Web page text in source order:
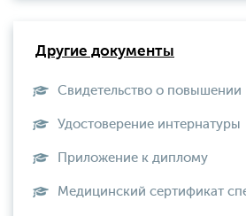
Другие документы
Свидетельство о повышении
Удостоверение интернатуры
Приложение к диплому
Медицинский сертификат